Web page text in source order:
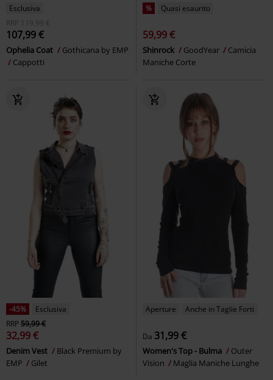
Esclusiva
RRP
119,99 €
107,99 €
Ophelia Coat
Gothicana by EMP
Cappotti
% Quasi esaurito
59,99 €
Shinrock GoodYear
Camicia
Maniche Corte
-45%
Esclusiva
RRP59,99 €
32,99 €
Denim Vest
Black Premium by
EMP
Gilet
Aperture Anche in Taglie Forti
Da 31,99 €
Women's Top - Bulma
Outer
Vision
Maglia Maniche Lunghe